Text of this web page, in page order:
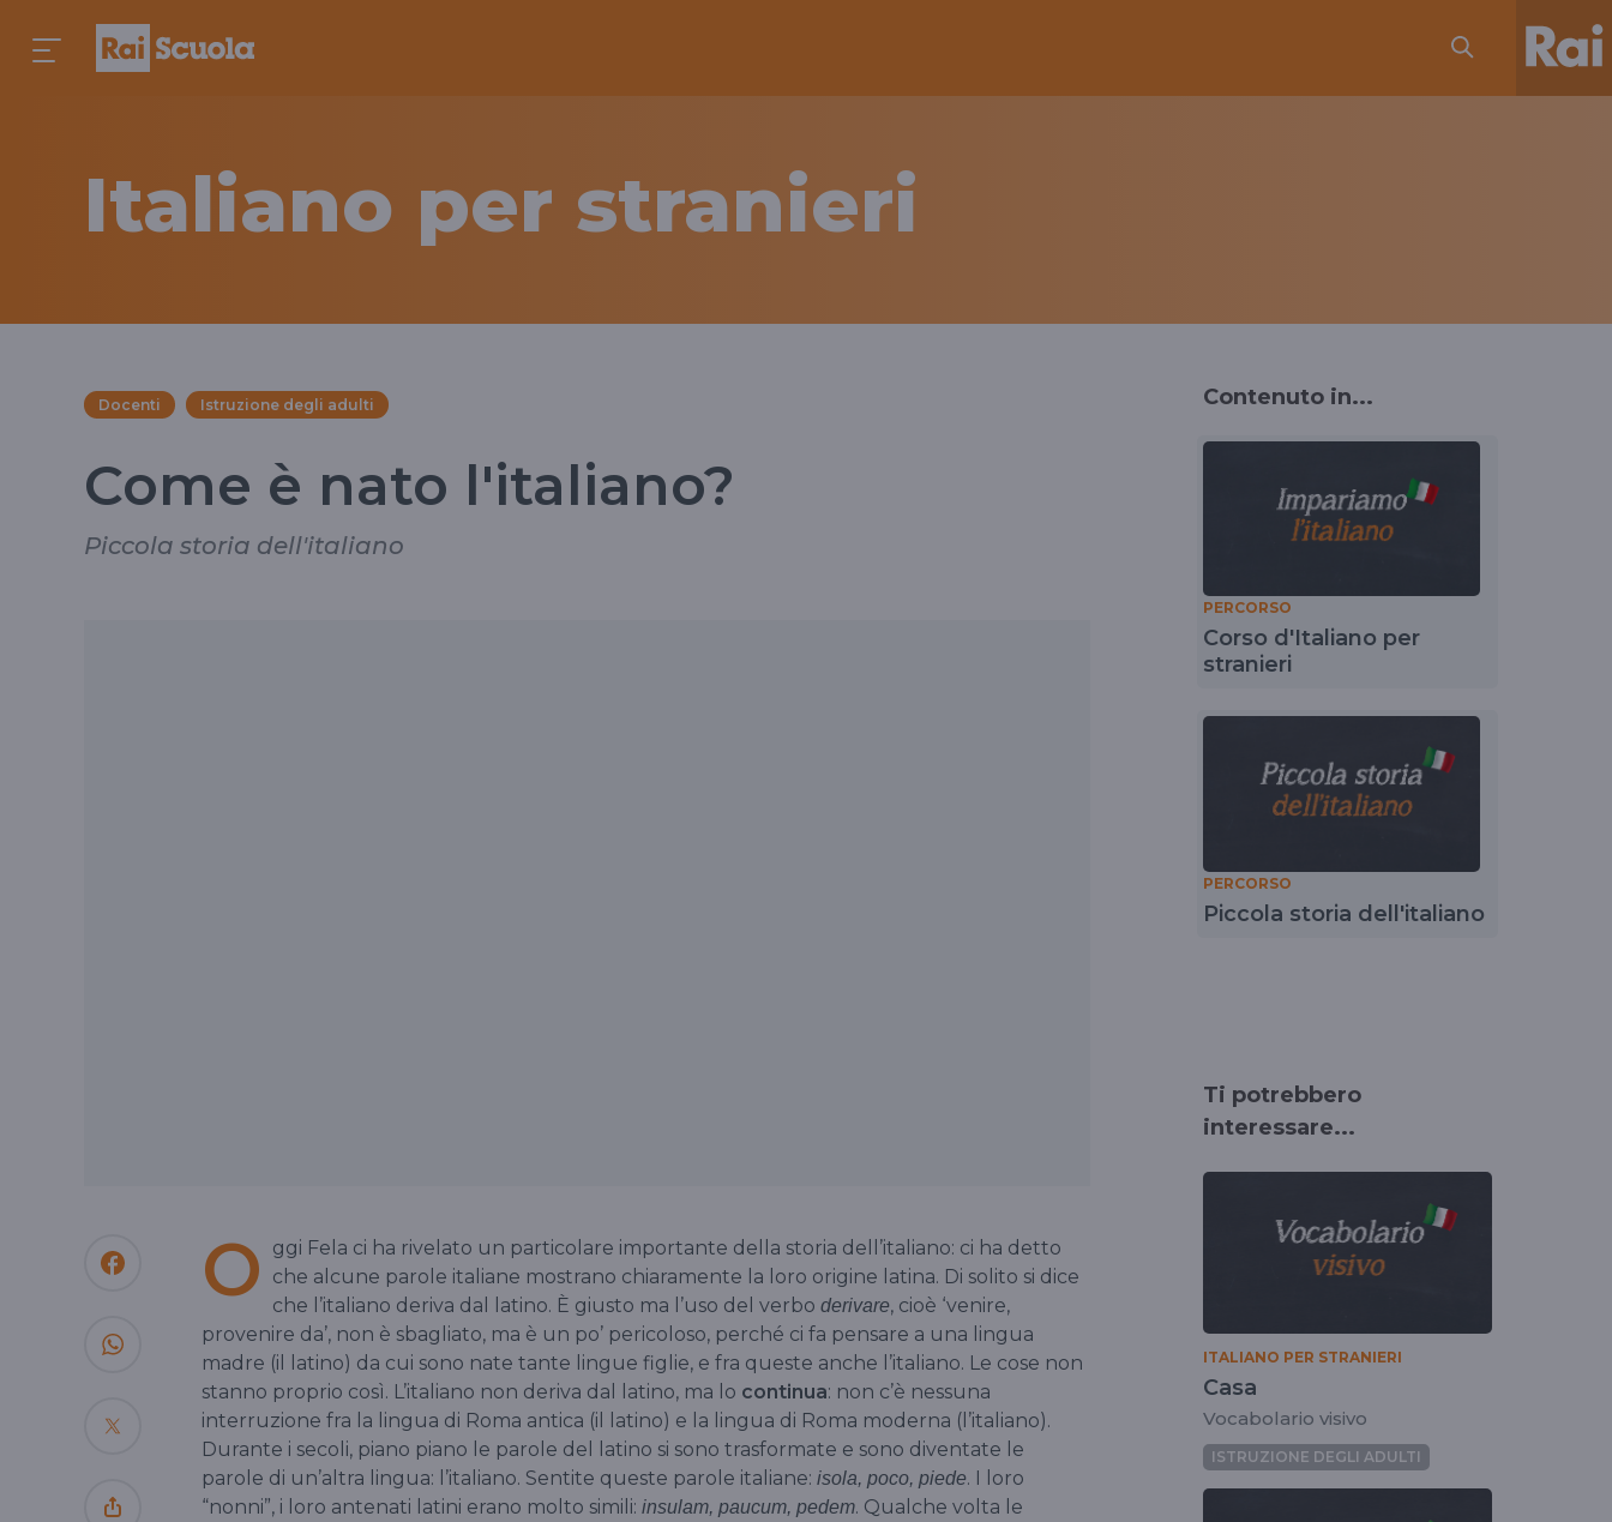
Italiano per stranieri
Docenti Istruzione degli adulti
Come è nato l'italiano?
Piccola storia dell'italiano
O
ggi Fela ci ha rivelato un particolare importante della storia dell’italiano: ci ha detto
che alcune parole italiane mostrano chiaramente la loro origine latina. Di solito si dice
che l’italiano deriva dal latino. È giusto ma l’uso del verbo derivare, cioè ‘venire,
provenire da’, non è sbagliato, ma è un po’ pericoloso, perché ci fa pensare a una lingua
madre (il latino) da cui sono nate tante lingue figlie, e fra queste anche l’italiano. Le cose non
stanno proprio così. L’italiano non deriva dal latino, ma lo continua: non c’è nessuna
interruzione fra la lingua di Roma antica (il latino) e la lingua di Roma moderna (l’italiano).
Durante i secoli, piano piano le parole del latino si sono trasformate e sono diventate le
parole di un’altra lingua: l’italiano. Sentite queste parole italiane: isola, poco, piede. I loro
“nonni”, i loro antenati latini erano molto simili: insulam, paucum, pedem. Qualche volta le
Contenuto in...
PERCORSO
Corso d'Italiano per
stranieri
PERCORSO
Piccola storia dell'italiano
Ti potrebbero
interessare...
ITALIANO PER STRANIERI
Casa
Vocabolario visivo
ISTRUZIONE DEGLI ADULTI